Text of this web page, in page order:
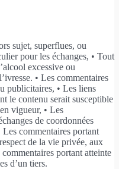
sujet, superflues, ou
pour les échanges, • Tout
excessive ou
• Les commentaires
publicitaires, • Les liens
le contenu serait susceptible
vigueur, • Les
de coordonnées
Les commentaires portant
de la vie privée, aux
portant atteinte
d’un tiers.